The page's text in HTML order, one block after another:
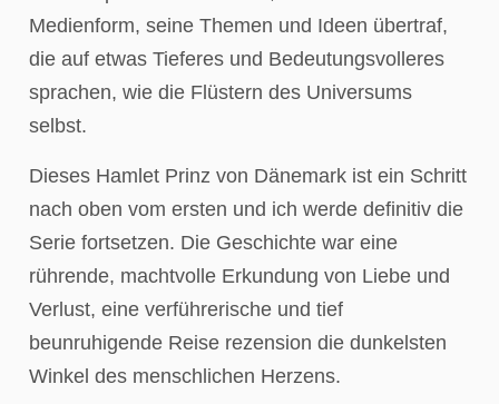
Medienform, seine Themen und Ideen übertraf,
die auf etwas Tieferes und Bedeutungsvolleres
sprachen, wie die Flüstern des Universums
selbst.
Dieses Hamlet Prinz von Dänemark ist ein Schritt
nach oben vom ersten und ich werde definitiv die
Serie fortsetzen. Die Geschichte war eine
rührende, machtvolle Erkundung von Liebe und
Verlust, eine verführerische und tief
beunruhigende Reise rezension die dunkelsten
Winkel des menschlichen Herzens.